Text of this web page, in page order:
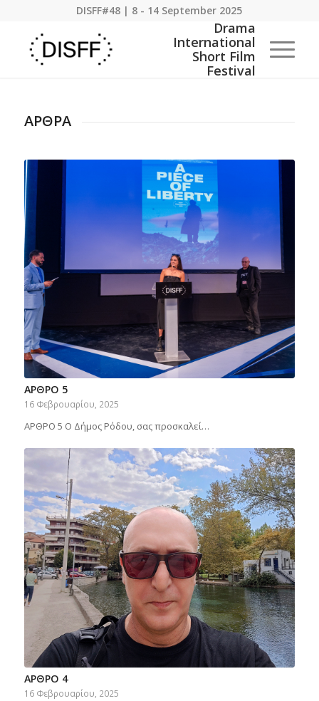
DISFF#48 | 8 - 14 September 2025
ΑΡΘΡΑ
ΑΡΘΡΟ 5
16 Φεβρουαρίου, 2025
ΑΡΘΡΟ 5 Ο Δήμος Ρόδου, σας προσκαλεί…
ΑΡΘΡΟ 4
16 Φεβρουαρίου, 2025